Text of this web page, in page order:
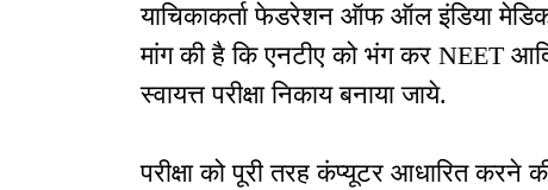
याचिकाकर्ता फेडरेशन ऑफ ऑल इंडिया
मांग की है कि एनटीए को भंग कर NEET
स्वायत्त परीक्षा निकाय बनाया जाये.
परीक्षा को पूरी तरह कंप्यूटर आधारित करने